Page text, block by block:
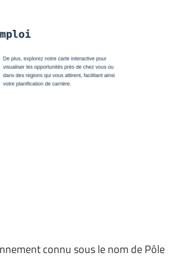
connu sous le nom de Pôle